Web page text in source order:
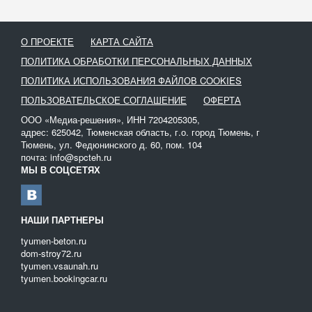
Удобнее всего нечистоты на участке откачивать с помощью
специализированного оборудования – ассенизаторов. Процесс
максимально упрощен – оператор автомобиля погружает в
емкость с отходами специальный шланг, создается вакуум, за
счет которого отходы перекачиваются в цистерну.
Все жидкие биологические отходы можно схематично разделить
на три категории:
Сточные и талые воды;
Отходы, образовывающиеся на предприятии;
Жидкие отходы с дачных участков.
На нашем сайте вы можете взять в аренду ассенизатор любой
марки и модели. При выборе обращайте внимание на емкость
О ПРОЕКТЕ
КАРТА САЙТА
ПОЛИТИКА ОБРАБОТКИ ПЕРСОНАЛЬНЫХ ДАННЫХ
ПОЛИТИКА ИСПОЛЬЗОВАНИЯ ФАЙЛОВ COOKIES
ПОЛЬЗОВАТЕЛЬСКОЕ СОГЛАШЕНИЕ
ОФЕРТА
ООО «Медиа-решения», ИНН 7204205305,
адрес: 625042, Тюменская область, г.о. город Тюмень, г
Тюмень, ул. Федюнинского д. 60, пом. 104
почта: info@spcteh.ru
МЫ В СОЦСЕТЯХ
НАШИ ПАРТНЕРЫ
tyumen-beton.ru
dom-stroy72.ru
tyumen.vsaunah.ru
tyumen.bookingcar.ru